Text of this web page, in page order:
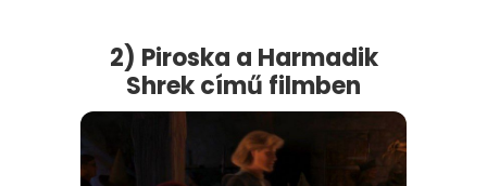
2) Piroska a Harmadik
Shrek című filmben